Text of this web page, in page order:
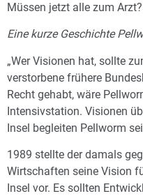
Müssen jetzt alle zum Arzt?
Eine kurze Geschichte
„Wer Visionen hat, sollte
verstorbene frühere
Recht gehabt, wäre
Intensivstation. Visionen
Insel begleiten Pellworm
1989 stellte der damals
Wirtschaften seine Vision
Insel vor. Es sollten